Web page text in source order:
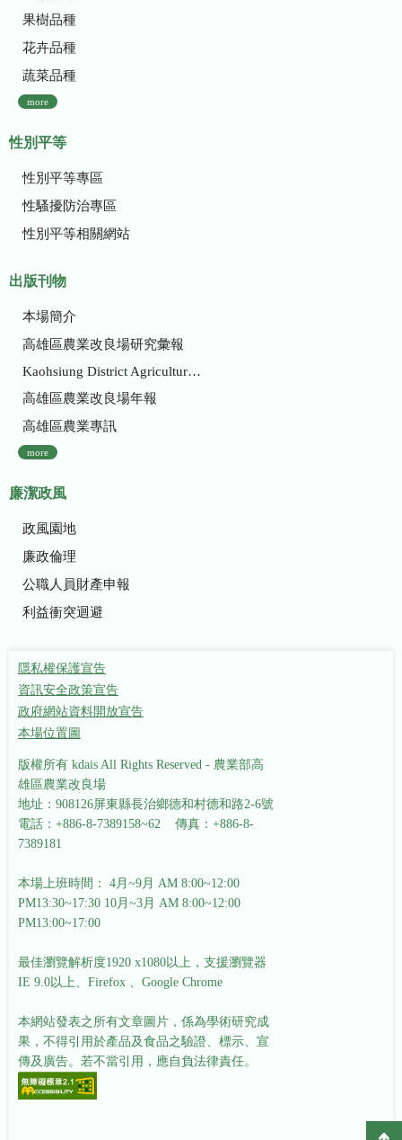
果樹品種
花卉品種
蔬菜品種
more
性別平等
性別平等專區
性騷擾防治專區
性別平等相關網站
出版刊物
本場簡介
高雄區農業改良場研究彙報
Kaohsiung District Agricultural Research and Extension Station
高雄區農業改良場年報
高雄區農業專訊
more
廉潔政風
政風園地
廉政倫理
公職人員財產申報
利益衝突迴避
隱私權保護宣告
資訊安全政策宣告
政府網站資料開放宣告
本場位置圖
版權所有 kdais All Rights Reserved - 農業部高
雄區農業改良場
地址：908126屏東縣長治鄉德和村德和路2-6號
電話：+886-8-7389158~62 傳真：+886-8-
7389181
本場上班時間： 4月~9月 AM 8:00~12:00
PM13:30~17:30 10月~3月 AM 8:00~12:00
PM13:00~17:00
最佳瀏覽解析度1920 x1080以上，支援瀏覽器
IE 9.0以上、Firefox 、Google Chrome
本網站發表之所有文章圖片，係為學術研究成
果，不得引用於產品及食品之驗證、標示、宣
傳及廣告。若不當引用，應自負法律責任。